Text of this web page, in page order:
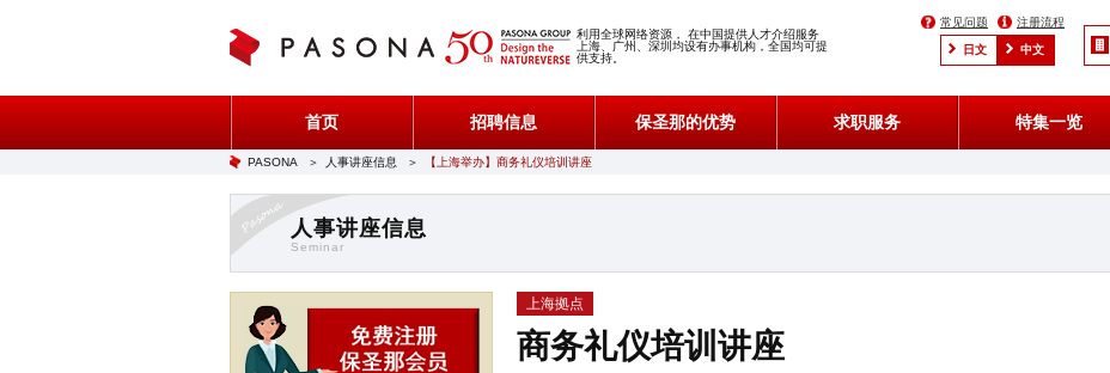
利用全球网络资源， 在中国提供人才介绍服务
上海、广州、深圳均设有办事机构，全国均可提
供支持。
常见问题 注册流程
日文 中文
首页 招聘信息 保圣那的优势 求职服务 特集一览
PASONA ＞ 人事讲座信息 ＞ 【上海举办】商务礼仪培训讲座
人事讲座信息
Seminar
上海拠点
商务礼仪培训讲座